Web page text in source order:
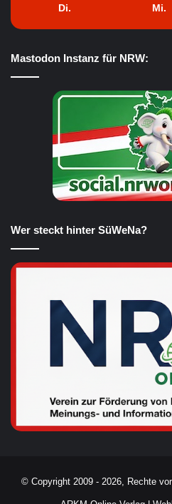
Di. Mi.
Mastodon Instanz für NRW:
Wer steckt hinter SüWeNa?
© Copyright 2009 - 2026, Rechte